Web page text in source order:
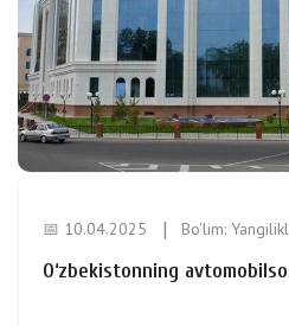
📅 10.04.2025 Bo'lim:
O‘zbekistonning